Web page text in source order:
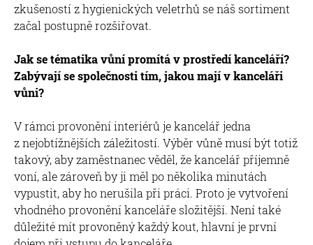
zkušeností z hygienických veletrhů se náš sortiment
začal postupně rozšiřovat.
Jak se tématika vůní promítá v prostředí kanceláří?
Zabývají se společnosti tím, jakou mají v kanceláři
vůni?
V rámci provonění interiérů je kancelář jedna
z nejobtížnějších záležitostí. Výběr vůně musí být totiž
takový, aby zaměstnanec věděl, že kancelář příjemně
voní, ale zároveň by ji měl po několika minutách
vypustit, aby ho nerušila při práci. Proto je vytvoření
vhodného provonění kanceláře složitější. Není také
důležité mít provoněný každý kout, hlavní je první